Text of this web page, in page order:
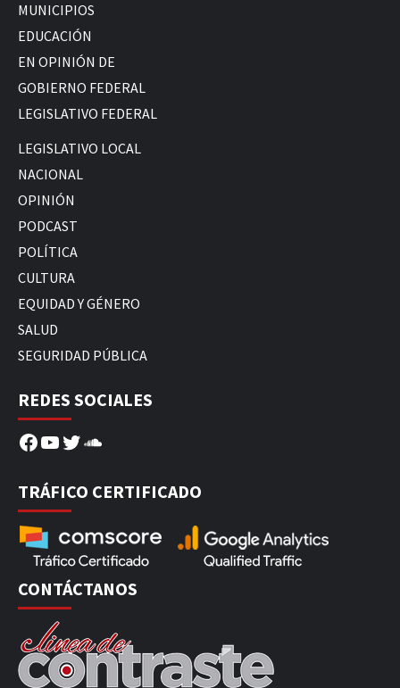
MUNICIPIOS
EDUCACIÓN
EN OPINIÓN DE
GOBIERNO FEDERAL
LEGISLATIVO FEDERAL
LEGISLATIVO LOCAL
NACIONAL
OPINIÓN
PODCAST
POLÍTICA
CULTURA
EQUIDAD Y GÉNERO
SALUD
SEGURIDAD PÚBLICA
REDES SOCIALES
Facebook
YouTube
Twitter
SoundCloud
TRÁFICO CERTIFICADO
CONTÁCTANOS